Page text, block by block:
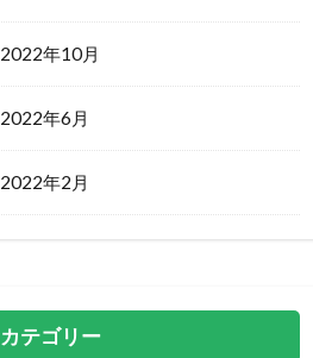
2022年10月
2022年6月
2022年2月
カテゴリー